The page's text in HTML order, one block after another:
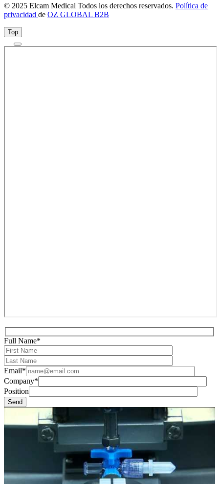
© 2025 Elcam Medical Todos los derechos reservados. Política de
privacidad de OZ GLOBAL B2B
Top
Full Name*
Email*
Company*
Position